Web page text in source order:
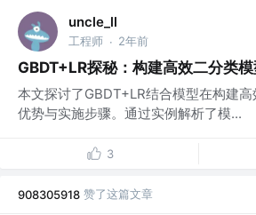
uncle_ll
工程师 · 2年前
GBDT+LR探秘：构建高效二分类
本文探讨了GBDT+LR结合模型在构建
优势与实施步骤。通过实例解析了模...
3
908305918 赞了这篇文章